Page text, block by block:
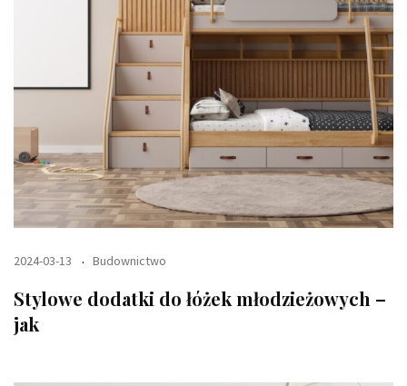
2024-03-13 Budownictwo
Stylowe dodatki do łóżek młodzieżowych –
jak